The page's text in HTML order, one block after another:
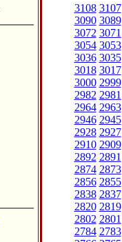
3108 3107
3090 3089
3072 3071
3054 3053
3036 3035
3018 3017
3000 2999
2982 2981
2964 2963
2946 2945
2928 2927
2910 2909
2892 2891
2874 2873
2856 2855
2838 2837
2820 2819
2802 2801
2784 2783